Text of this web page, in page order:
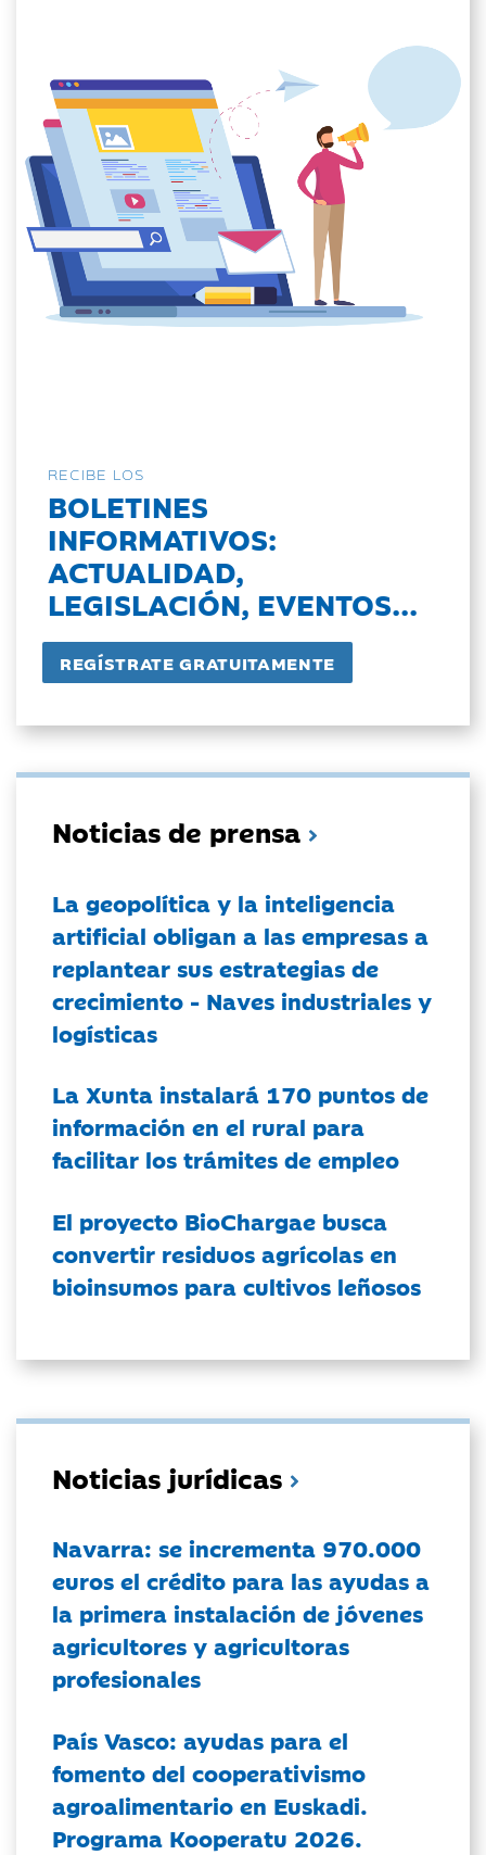
RECIBE LOS
BOLETINES
INFORMATIVOS:
ACTUALIDAD,
LEGISLACIÓN, EVENTOS...
Noticias de prensa
La geopolítica y la inteligencia
artificial obligan a las empresas a
replantear sus estrategias de
crecimiento - Naves industriales y
logísticas
La Xunta instalará 170 puntos de
información en el rural para
facilitar los trámites de empleo
El proyecto BioChargae busca
convertir residuos agrícolas en
bioinsumos para cultivos leñosos
Noticias jurídicas
Navarra: se incrementa 970.000
euros el crédito para las ayudas a
la primera instalación de jóvenes
agricultores y agricultoras
profesionales
País Vasco: ayudas para el
fomento del cooperativismo
agroalimentario en Euskadi.
Programa Kooperatu 2026.